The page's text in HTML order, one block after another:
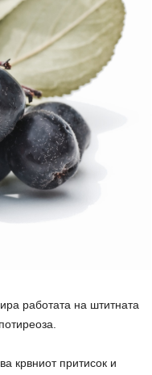
работата на штитната
крвниот притисок и